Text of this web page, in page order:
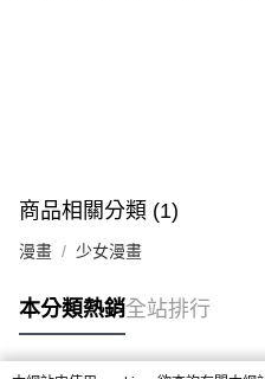
商品相關分類 (1)
漫畫 少女漫畫
本分類熱銷全站排行